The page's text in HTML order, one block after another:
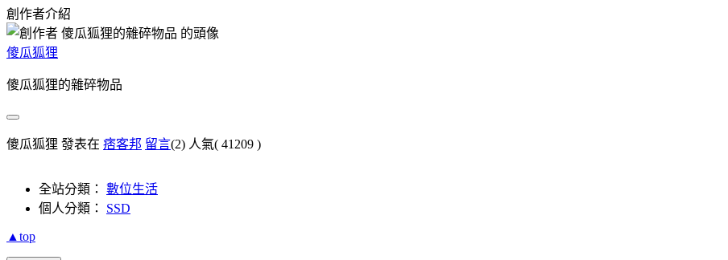
創作者介紹
傻瓜狐狸
傻瓜狐狸的雜碎物品
傻瓜狐狸 發表在 痞客邦 留言(2) 人氣( 41209 )
全站分類： 數位生活
個人分類： SSD
▲top